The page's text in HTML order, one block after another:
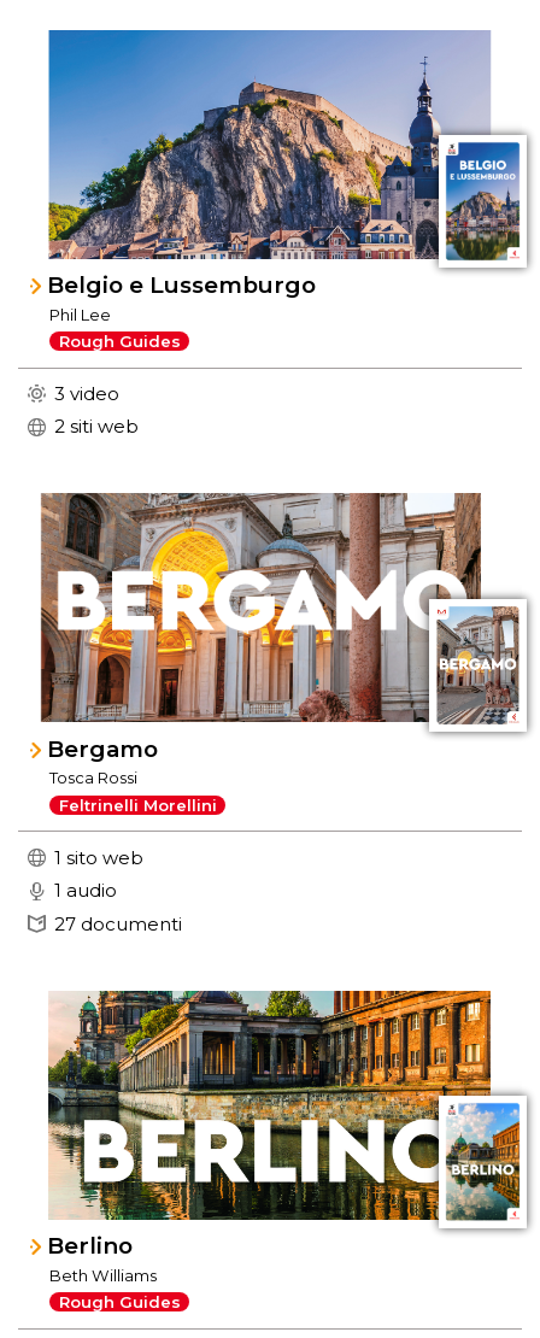
Belgio e Lussemburgo
Phil Lee
Rough Guides
3 video
2 siti web
Bergamo
Tosca Rossi
Feltrinelli Morellini
1 sito web
1 audio
27 documenti
Berlino
Beth Williams
Rough Guides